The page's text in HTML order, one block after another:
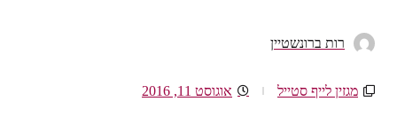
רות ברונשטיין
מגזין לייף סטייל אוגוסט 11, 2016